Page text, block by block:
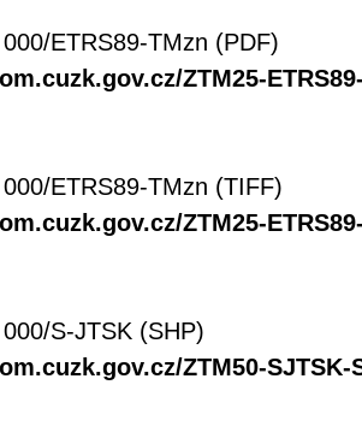
ETRS89-TMzn (PDF)
ZTM25-
ETRS89-TMzn (TIFF)
ZTM25-
S-JTSK (SHP)
ZTM50-SJTSK-